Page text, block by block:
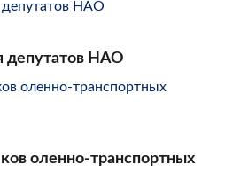
депутатов НАО
оленно-транспортных